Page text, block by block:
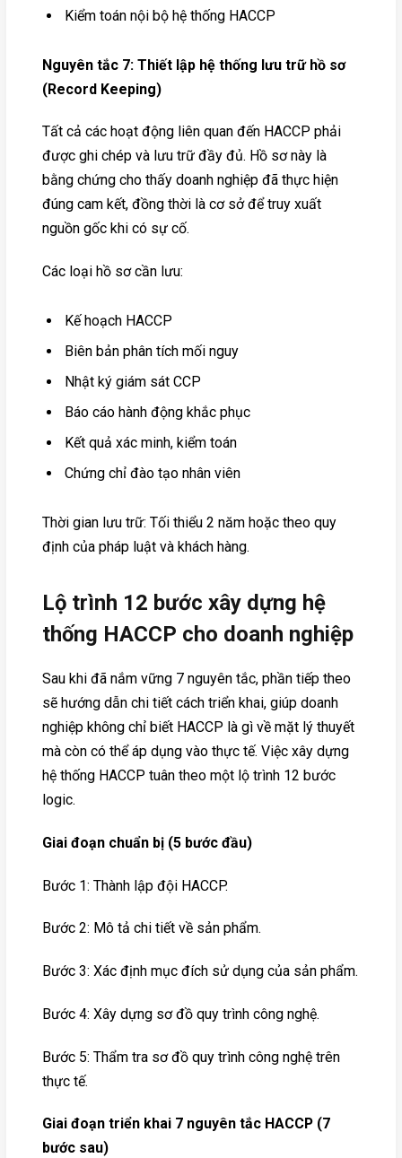
Kiểm toán nội bộ hệ thống HACCP
Nguyên tắc 7: Thiết lập hệ thống lưu trữ hồ sơ
(Record Keeping)
Tất cả các hoạt động liên quan đến HACCP phải
được ghi chép và lưu trữ đầy đủ. Hồ sơ này là
bằng chứng cho thấy doanh nghiệp đã thực hiện
đúng cam kết, đồng thời là cơ sở để truy xuất
nguồn gốc khi có sự cố.
Các loại hồ sơ cần lưu:
Kế hoạch HACCP
Biên bản phân tích mối nguy
Nhật ký giám sát CCP
Báo cáo hành động khắc phục
Kết quả xác minh, kiểm toán
Chứng chỉ đào tạo nhân viên
Thời gian lưu trữ: Tối thiểu 2 năm hoặc theo quy
định của pháp luật và khách hàng.
Lộ trình 12 bước xây dựng hệ
thống HACCP cho doanh nghiệp
Sau khi đã nắm vững 7 nguyên tắc, phần tiếp theo
sẽ hướng dẫn chi tiết cách triển khai, giúp doanh
nghiệp không chỉ biết HACCP là gì về mặt lý thuyết
mà còn có thể áp dụng vào thực tế. Việc xây dựng
hệ thống HACCP tuân theo một lộ trình 12 bước
logic.
Giai đoạn chuẩn bị (5 bước đầu)
Bước 1: Thành lập đội HACCP.
Bước 2: Mô tả chi tiết về sản phẩm.
Bước 3: Xác định mục đích sử dụng của sản phẩm.
Bước 4: Xây dựng sơ đồ quy trình công nghệ.
Bước 5: Thẩm tra sơ đồ quy trình công nghệ trên
thực tế.
Giai đoạn triển khai 7 nguyên tắc HACCP (7
bước sau)